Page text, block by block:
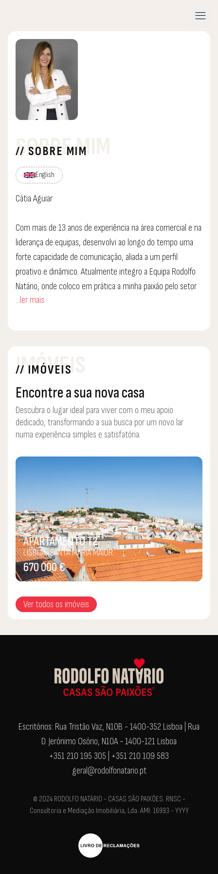
menu
// SOBRE MIM
SOBRE MIM
English
Cátia Aguiar
Com mais de 13 anos de experiência na área comercial e na
liderança de equipas, desenvolvi ao longo do tempo uma
forte capacidade de comunicação, aliada a um perfil
proativo e dinâmico. Atualmente integro a Equipa Rodolfo
Natário, onde coloco em prática a minha paixão pelo setor
imobiliário.
clientes uma visão 360º do mercado, aliando
profissionalismo, empatia e foco em resultados.
As casas são, para mim, mais do que propriedades — são
paixões, projetos de vida, e é um privilégio poder fazer
...ler mais
// IMÓVEIS
IMÓVEIS
Encontre a sua nova casa
Descubra o lugar ideal para viver com o meu apoio
dedicado, transformando a sua busca por um novo lar
numa experiência simples e satisfatória.
APARTAMENTO T2
LISBOA, SANTA MARIA MAIOR
670 000 €
Ver todos os imóveis
Escritórios: Rua Tristão Vaz, N10B - 1400-352 Lisboa | Rua
D. Jerónimo Osório, N10A - 1400-121 Lisboa
+351 210 195 305 | +351 210 109 583
geral@rodolfonatario.pt
© 2024 RODOLFO NATÁRIO - CASAS SÃO PAIXÕES. RNSC -
Consultoria e Mediação Imobiliária, Lda. AMI: 16993 - YYYY